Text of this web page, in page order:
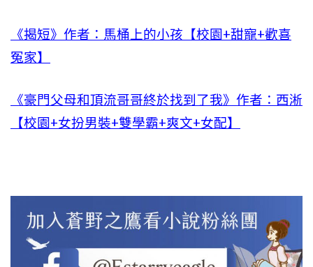
《揭短》作者：馬桶上的小孩【校園+甜寵+歡喜
冤家】
《豪門父母和頂流哥哥終於找到了我》作者：西淅
【校園+女扮男裝+雙學霸+爽文+女配】